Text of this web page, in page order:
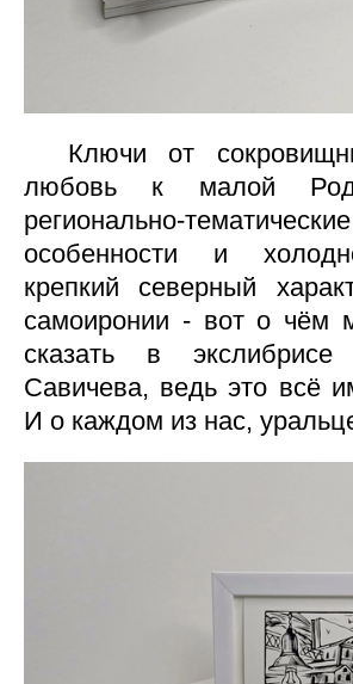
Ключи от
любовь к малой
регионально-тематические
особенности и
крепкий северный
самоиронии - вот о чём
сказать в экслибрисе
Савичева, ведь это всё
И о каждом из нас,